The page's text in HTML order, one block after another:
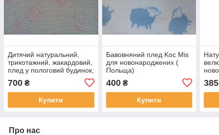
Дитячий натуральний,
трикотажний, жакардовий,
плед у пологовий будинок,
700 ₴
Купити
Бавовняний плед Koc Mis
для новонароджених (
Польща)
400₴
Купити
385
Про нас